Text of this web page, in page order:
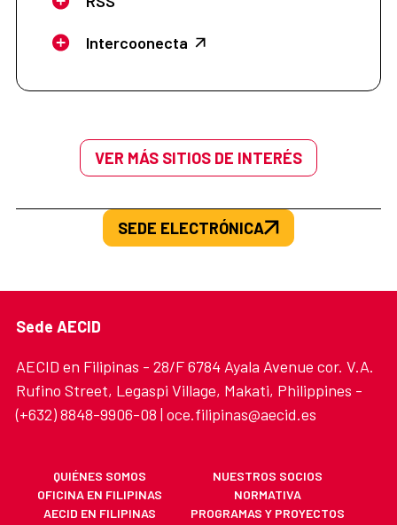
Intercoonecta
VER MÁS SITIOS DE INTERÉS
SEDE ELECTRÓNICA
Sede AECID
AECID en Filipinas - 28/F 6784 Ayala Avenue cor. V.A.
Rufino Street, Legaspi Village, Makati, Philippines -
(+632) 8848-9906-08 | oce.filipinas@aecid.es
QUIÉNES SOMOS
NUESTROS SOCIOS
OFICINA EN FILIPINAS
NORMATIVA
AECID EN FILIPINAS
PROGRAMAS Y PROYECTOS